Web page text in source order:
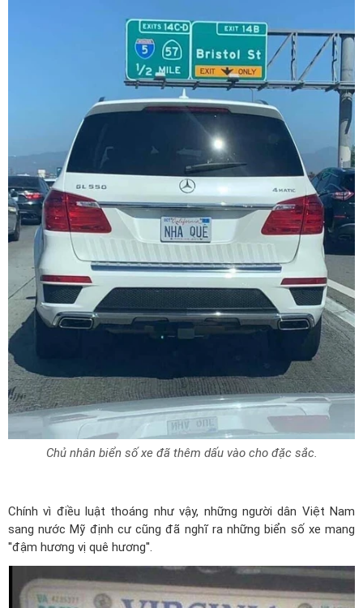
Chủ nhân biển số xe đã thêm dấu vào cho đặc sắc.
Chính vì điều luật thoáng như vậy, những người dân Việt Nam
sang nước Mỹ định cư cũng đã nghĩ ra những biển số xe mang
''đậm hương vị quê hương''.